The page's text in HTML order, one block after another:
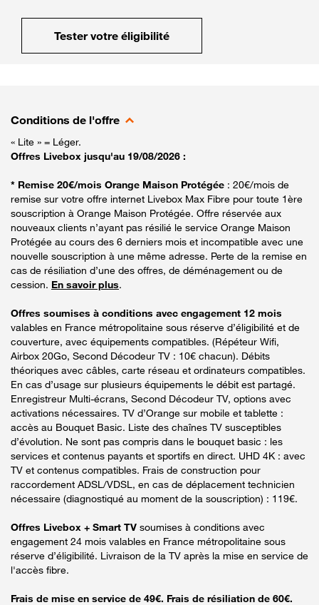
Tester votre éligibilité
Conditions de l'offre
« Lite » = Léger.
Offres Livebox jusqu'au 19/08/2026 :
* Remise 20€/mois Orange Maison Protégée : 20€/mois de
remise sur votre offre internet Livebox Max Fibre pour toute 1ère
souscription à Orange Maison Protégée. Offre réservée aux
nouveaux clients n’ayant pas résilié le service Orange Maison
Protégée au cours des 6 derniers mois et incompatible avec une
nouvelle souscription à une même adresse. Perte de la remise en
cas de résiliation d’une des offres, de déménagement ou de
cession. En savoir plus.
Offres soumises à conditions avec engagement 12 mois
valables en France métropolitaine sous réserve d’éligibilité et de
couverture, avec équipements compatibles. (Répéteur Wifi,
Airbox 20Go, Second Décodeur TV : 10€ chacun). Débits
théoriques avec câbles, carte réseau et ordinateurs compatibles.
En cas d’usage sur plusieurs équipements le débit est partagé.
Enregistreur Multi-écrans, Second Décodeur TV, options avec
activations nécessaires. TV d’Orange sur mobile et tablette :
accès au Bouquet Basic. Liste des chaînes TV susceptibles
d’évolution. Ne sont pas compris dans le bouquet basic : les
services et contenus payants et sportifs en direct. UHD 4K : avec
TV et contenus compatibles. Frais de construction pour
raccordement ADSL/VDSL, en cas de déplacement technicien
nécessaire (diagnostiqué au moment de la souscription) : 119€.
Offres Livebox + Smart TV soumises à conditions avec
engagement 24 mois valables en France métropolitaine sous
réserve d’éligibilité. Livraison de la TV après la mise en service de
l'accès fibre.
Frais de mise en service de 49€. Frais de résiliation de 60€.